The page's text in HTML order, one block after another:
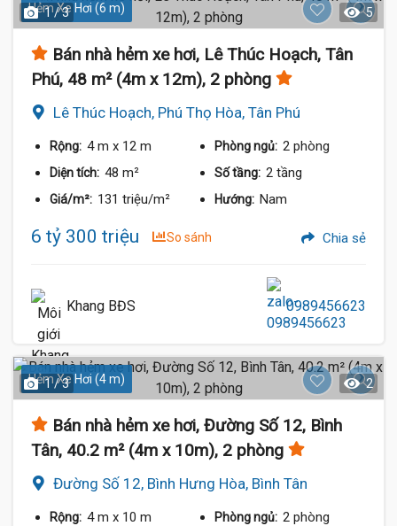
Hẻm Xe Hơi (6 m)
1 / 3 5
Bán nhà hẻm xe hơi, Lê Thúc Hoạch, Tân
Phú, 48 m² (4m x 12m), 2 phòng
Lê Thúc Hoạch, Phú Thọ Hòa, Tân Phú
Rộng: 4 m x 12 m Phòng ngủ: 2 phòng
Diện tích: 48 m² Số tầng: 2 tầng
Giá/m²: 131 triệu/m² Hướng: Nam
6 tỷ 300 triệu So sánh Chia sẻ
Khang BĐS 0989456623
Hẻm Xe Hơi (4 m)
1 / 3 2
Bán nhà hẻm xe hơi, Đường Số 12, Bình
Tân, 40.2 m² (4m x 10m), 2 phòng
Đường Số 12, Bình Hưng Hòa, Bình Tân
Rộng: 4 m x 10 m Phòng ngủ: 2 phòng